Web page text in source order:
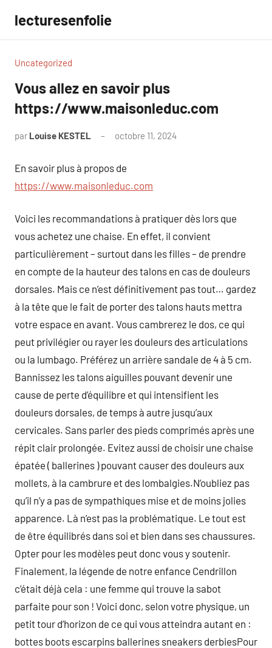
contenu
lecturesenfolie
Uncategorized
Vous allez en savoir plus
https://www.maisonleduc.com
par Louise KESTEL octobre 11, 2024
En savoir plus à propos de
https://www.maisonleduc.com
Voici les recommandations à pratiquer dès lors que
vous achetez une chaise. En effet, il convient
particulièrement – surtout dans les filles – de prendre
en compte de la hauteur des talons en cas de douleurs
dorsales. Mais ce n’est définitivement pas tout… gardez
à la tête que le fait de porter des talons hauts mettra
votre espace en avant. Vous cambrerez le dos, ce qui
peut privilégier ou rayer les douleurs des articulations
ou la lumbago. Préférez un arrière sandale de 4 à 5 cm.
Bannissez les talons aiguilles pouvant devenir une
cause de perte d’équilibre et qui intensifient les
douleurs dorsales, de temps à autre jusqu’aux
cervicales. Sans parler des pieds comprimés après une
répit clair prolongée. Evitez aussi de choisir une chaise
épatée ( ballerines ) pouvant causer des douleurs aux
mollets, à la cambrure et des lombalgies.N’oubliez pas
qu’il n’y a pas de sympathiques mise et de moins jolies
apparence. Là n’est pas la problématique. Le tout est
de être équilibrés dans soi et bien dans ses chaussures.
Opter pour les modèles peut donc vous y soutenir.
Finalement, la légende de notre enfance Cendrillon
c’était déjà cela : une femme qui trouve la sabot
parfaite pour son ! Voici donc, selon votre physique, un
petit tour d’horizon de ce qui vous atteindra autant en :
bottes boots escarpins ballerines sneakers derbiesPour